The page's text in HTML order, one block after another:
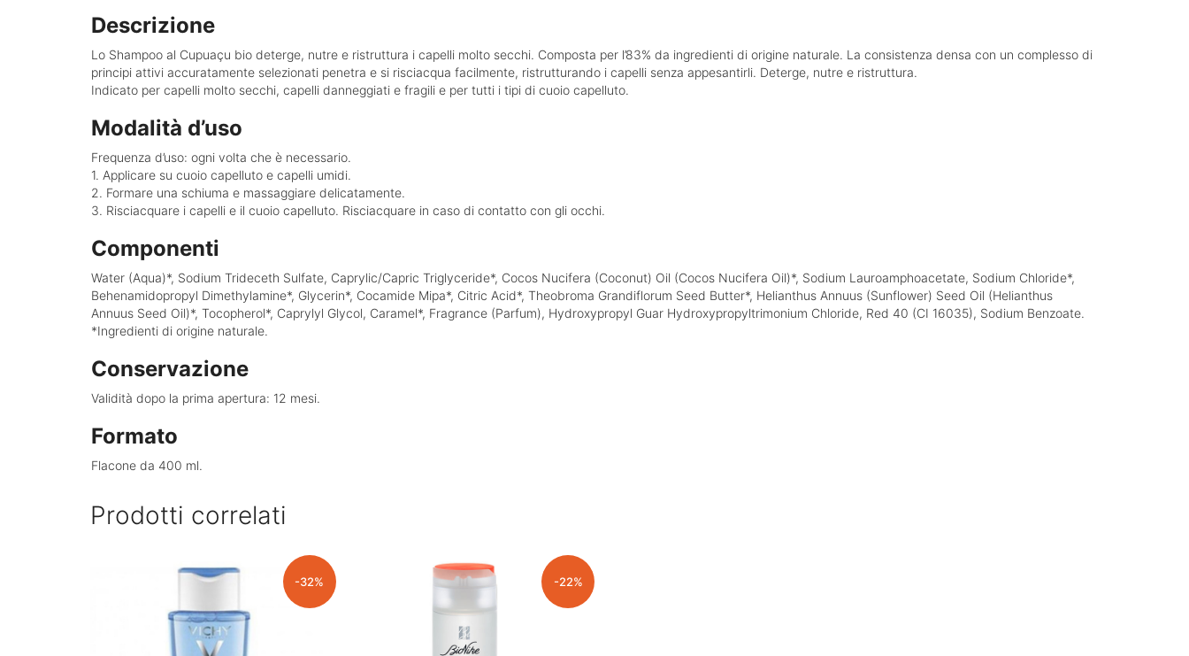
Descrizione
Lo Shampoo al Cupuaçu bio deterge, nutre e ristruttura i capelli molto secchi. Composta per l’83% da ingredienti di origine naturale. La consistenza densa con un complesso di
principi attivi accuratamente selezionati penetra e si risciacqua facilmente, ristrutturando i capelli senza appesantirli. Deterge, nutre e ristruttura.
Indicato per capelli molto secchi, capelli danneggiati e fragili e per tutti i tipi di cuoio capelluto.
Modalità d’uso
Frequenza d’uso: ogni volta che è necessario.
1. Applicare su cuoio capelluto e capelli umidi.
2. Formare una schiuma e massaggiare delicatamente.
3. Risciacquare i capelli e il cuoio capelluto. Risciacquare in caso di contatto con gli occhi.
Componenti
Water (Aqua)*, Sodium Trideceth Sulfate, Caprylic/Capric Triglyceride*, Cocos Nucifera (Coconut) Oil (Cocos Nucifera Oil)*, Sodium Lauroamphoacetate, Sodium Chloride*,
Behenamidopropyl Dimethylamine*, Glycerin*, Cocamide Mipa*, Citric Acid*, Theobroma Grandiflorum Seed Butter*, Helianthus Annuus (Sunflower) Seed Oil (Helianthus
Annuus Seed Oil)*, Tocopherol*, Caprylyl Glycol, Caramel*, Fragrance (Parfum), Hydroxypropyl Guar Hydroxypropyltrimonium Chloride, Red 40 (CI 16035), Sodium Benzoate.
*Ingredienti di origine naturale.
Conservazione
Validità dopo la prima apertura: 12 mesi.
Formato
Flacone da 400 ml.
Prodotti correlati
-32% -22%